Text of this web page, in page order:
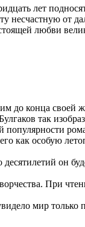
лет
несчастную от
любви
до конца своей
так
популярности
как особую
он
При
мир только